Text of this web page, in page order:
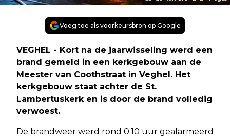
Voeg toe als voorkeursbron op Google
VEGHEL - Kort na de jaarwisseling werd een
brand gemeld in een kerkgebouw aan de
Meester van Coothstraat in Veghel. Het
kerkgebouw staat achter de St.
Lambertuskerk en is door de brand volledig
verwoest.
De brandweer werd rond 0.10 uur gealarmeerd